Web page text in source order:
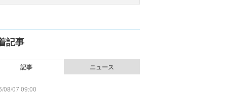
記事
記事 ニュース
08/07 09:00